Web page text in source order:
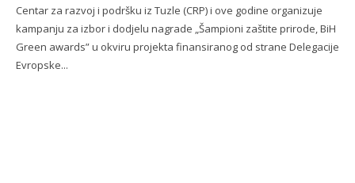
Centar za razvoj i podršku iz Tuzle (CRP) i ove godine organizuje
kampanju za izbor i dodjelu nagrade „Šampioni zaštite prirode, BiH
Green awards” u okviru projekta finansiranog od strane Delegacije
Evropske...